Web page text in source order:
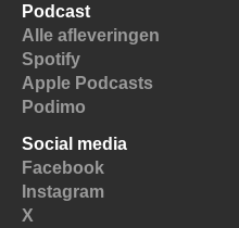
Podcast
Alle afleveringen
Spotify
Apple Podcasts
Podimo
Social media
Facebook
Instagram
X